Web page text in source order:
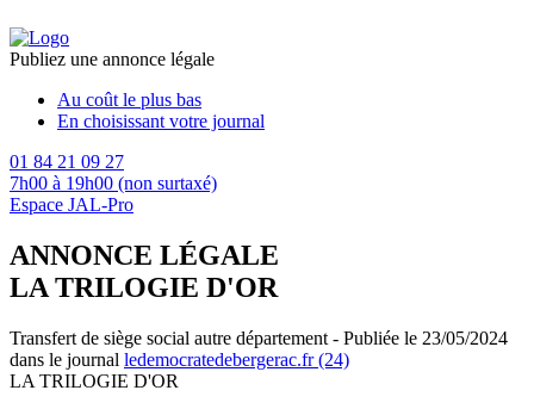
Publiez une annonce légale
Au coût le plus bas
En choisissant votre journal
01 84 21 09 27
7h00 à 19h00 (non surtaxé)
Espace JAL-Pro
ANNONCE LÉGALE
LA TRILOGIE D'OR
Transfert de siège social autre département - Publiée le 23/05/2024
dans le journal ledemocratedebergerac.fr (24)
LA TRILOGIE D'OR